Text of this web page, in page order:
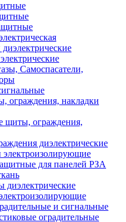
Самоспасатели,
ограждения, накладки
щиты, ограждения,
диэлектрические
электроизолирующие
для панелей РЗА
диэлектрические
и сигнальные
оградительные